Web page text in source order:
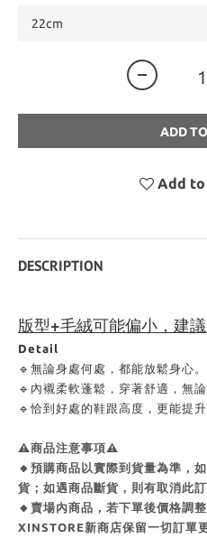
ADD
Add
DESCRIPTION
版型+毛絨可能偏小，建
Detail
🔹無論身處何處，都能放鬆身心
🔹 內襯柔軟蓬鬆，穿著舒適，無
🔹恰到好處的鞋跟高度，更能提升
⚠商品注意事項⚠
🔸預購商品以實際到貨量為準，
貨；如遇商品斷貨，則有取消此訂
🔸賣場內商品，若下單後價格調
XINSTORE新商店保留一切訂單